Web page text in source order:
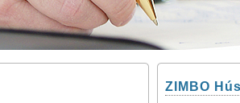
ZIMBO